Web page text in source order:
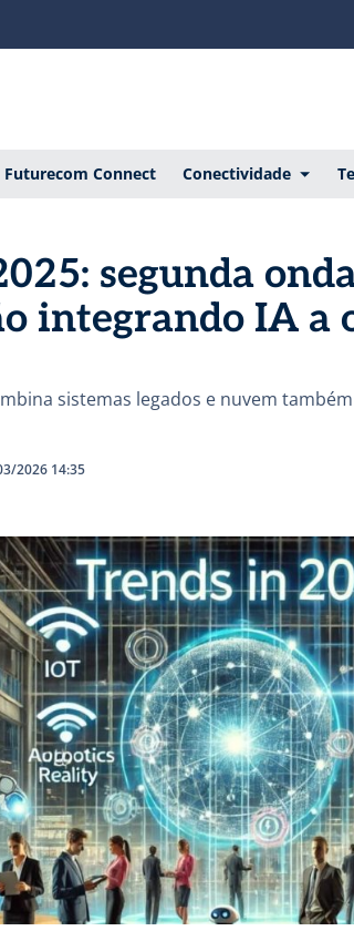
Futurecom Connect Conectividade
segunda
integrando IA a
sistemas legados e nuvem
2026 14:35